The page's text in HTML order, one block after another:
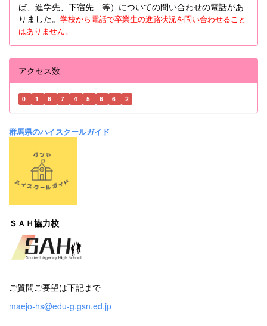
ば、進学先、下宿先 等）についての問い合わせの電話があ
りました。 学校から電話で卒業生の進路状況を問い合わせること
はありません。
アクセス数
0 1 6 7 4 5 6 6 2
群馬県のハイスクールガイド
ＳＡＨ協力校
ご質問ご要望は下記まで
maejo-hs@edu-g.gsn.ed.jp